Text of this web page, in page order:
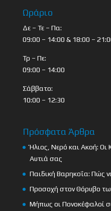
Ωράριο
Δε – Τε – Πα:
09:00 – 14:00 & 18:00 –
Τρ – Πε:
09:00 – 14:00
Σάββατο:
10:00 – 12:30
Πρόσφατα Άρθρα
Ήλιος, Νερό και Ακοή: Οι
Αυτιά σας
Παιδική Βαρηκοΐα: Πώς
Προσοχή στον Θόρυβο
Μήπως οι Πονοκέφαλοί